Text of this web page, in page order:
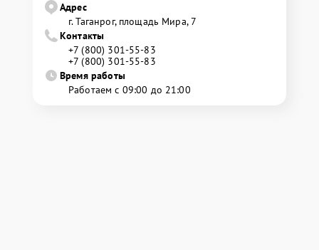
Адрес
г. Таганрог, площадь Мира, 7
Контакты
+7 (800) 301-55-83
+7 (800) 301-55-83
Время работы
Работаем с 09:00 до 21:00